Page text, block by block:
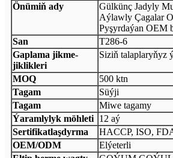
Önümiň ady
Gülkünç Jadyly
Aýlawly Çagalar
Pyşyrdaýan OEM
San
T286-6
Gaplama jikme-
jiklikleri
Siziň talaplaryňyz
MOQ
500 ktn
Tagam
Süýji
Tagam
Miwe tagamy
Ýaramlylyk möhleti 12 aý
Sertifikatlaşdyrma
HACCP, ISO,
OEM/ODM
Elýeterli